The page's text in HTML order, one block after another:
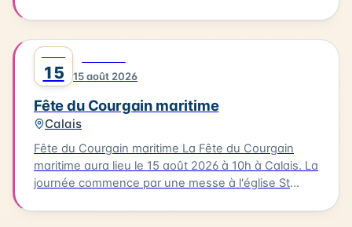
des bateaux. Vous pourrez également profiter
d'animations, de stands associatifs et d'un feu
d'artifices en soirée. Cette célébration est un
moment unique pour les habitants et les visiteurs
de Berck-sur-Mer.
15 15 août 2026
Fête du Courgain maritime
Calais
Fête du Courgain maritime La Fête du Courgain
maritime aura lieu le 15 août 2026 à 10h à Calais. La
journée commence par une messe à l'église St